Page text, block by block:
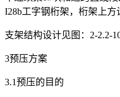
I28b工字钢桁架，桁架上方
支架结构设计见图：2-2.2-
3预压方案
3.1预压的目的